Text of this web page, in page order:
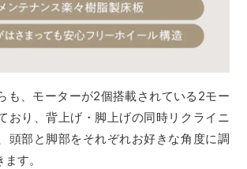
も、モーターが2個搭載されている2モー
おり、背上げ・脚上げの同時リクライニ
頭部と脚部をそれぞれお好きな角度に調
す。